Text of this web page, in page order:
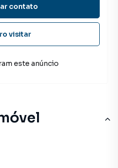
contato
visitar
este anúncio